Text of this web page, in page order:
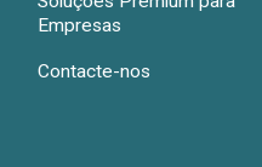
Empresas
Contacte-nos